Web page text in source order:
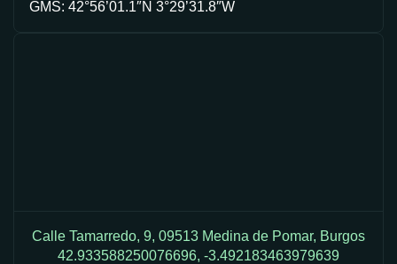
GMS: 42°56’01.1″N 3°29’31.8″W
Calle Tamarredo, 9, 09513 Medina de Pomar, Burgos
42.933588250076696, -3.492183463979639